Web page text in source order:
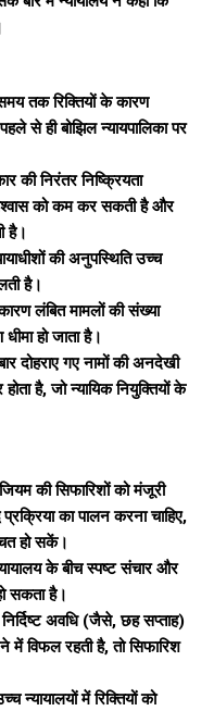
तक रिक्तियों के कारण
से ही बोझिल न्यायपालिका पर
की निरंतर निष्क्रियता
को कम कर सकती है और
है।
की अनुपस्थिति उच्च
है।
लंबित मामलों की संख्या
हो जाता है।
दोहराए गए नामों की अनदेखी
है, जो न्यायिक नियुक्तियों के
की सिफारिशों को मंजूरी
का पालन करना चाहिए,
हो सकें।
के बीच स्पष्ट संचार और
सकता है।
अवधि (जैसे, छह सप्ताह)
में विफल रहती है, तो सिफारिश
न्यायालयों में रिक्तियों को